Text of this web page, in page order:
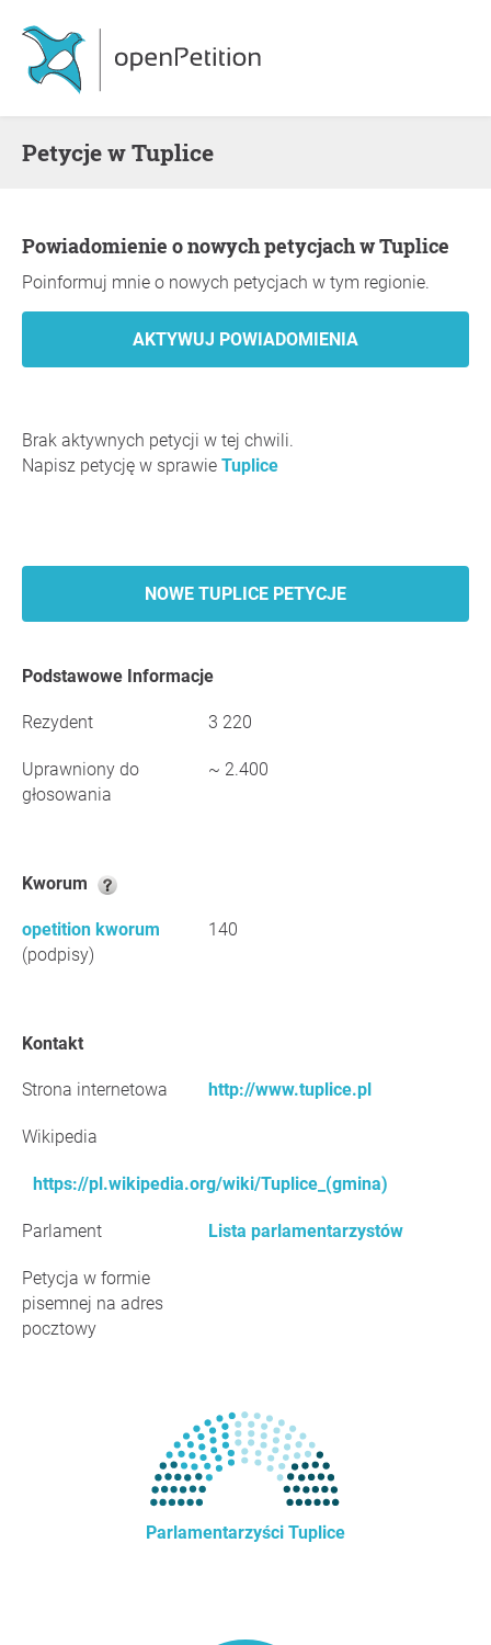
Petycje w Tuplice
Powiadomienie o nowych petycjach w Tuplice
Poinformuj mnie o nowych petycjach w tym regionie.
Brak aktywnych petycji w tej chwili.
Napisz petycję w sprawie Tuplice
NOWE TUPLICE PETYCJE
Podstawowe Informacje
Rezydent 3 220
Uprawniony do
głosowania
~ 2.400
Kworum
opetition kworum
(podpisy)
140
Kontakt
Strona internetowa http://www.tuplice.pl
Wikipedia
https://pl.wikipedia.org/wiki/Tuplice_(gmina)
Parlament Lista parlamentarzystów
Petycja w formie
pisemnej na adres
pocztowy
Parlamentarzyści Tuplice